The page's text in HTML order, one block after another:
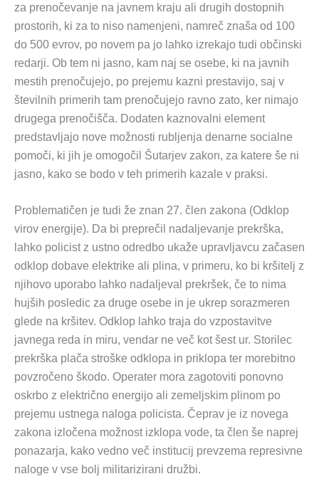
za prenočevanje na javnem kraju ali drugih dostopnih
prostorih, ki za to niso namenjeni, namreč znaša od 100
do 500 evrov, po novem pa jo lahko izrekajo tudi občinski
redarji. Ob tem ni jasno, kam naj se osebe, ki na javnih
mestih prenočujejo, po prejemu kazni prestavijo, saj v
številnih primerih tam prenočujejo ravno zato, ker nimajo
drugega prenočišča. Dodaten kaznovalni element
predstavljajo nove možnosti rubljenja denarne socialne
pomoči, ki jih je omogočil Šutarjev zakon, za katere še ni
jasno, kako se bodo v teh primerih kazale v praksi.
Problematičen je tudi že znan 27. člen zakona (Odklop
virov energije). Da bi preprečil nadaljevanje prekrška,
lahko policist z ustno odredbo ukaže upravljavcu začasen
odklop dobave elektrike ali plina, v primeru, ko bi kršitelj z
njihovo uporabo lahko nadaljeval prekršek, če to nima
hujših posledic za druge osebe in je ukrep sorazmeren
glede na kršitev. Odklop lahko traja do vzpostavitve
javnega reda in miru, vendar ne več kot šest ur. Storilec
prekrška plača stroške odklopa in priklopa ter morebitno
povzročeno škodo. Operater mora zagotoviti ponovno
oskrbo z električno energijo ali zemeljskim plinom po
prejemu ustnega naloga policista. Čeprav je iz novega
zakona izločena možnost izklopa vode, ta člen še naprej
ponazarja, kako vedno več institucij prevzema represivne
naloge v vse bolj militarizirani družbi.